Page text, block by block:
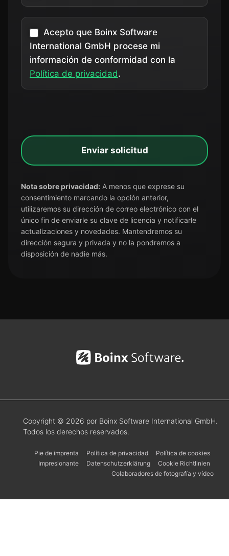
Acepto que Boinx Software
International GmbH procese mi
información de conformidad con la
Política de privacidad.
Enviar solicitud
Nota sobre privacidad: A menos que exprese su
consentimiento marcando la opción anterior,
utilizaremos su dirección de correo electrónico con el
único fin de enviarle su clave de licencia y notificarle
actualizaciones y novedades. Mantendremos su
dirección segura y privada y no la pondremos a
disposición de nadie más.
Copyright © 2026 por Boinx Software International GmbH.
Todos los derechos reservados.
Pie de imprenta Política de privacidad
Política de cookies
Impresionante
Datenschutzerklärung
Cookie Richtlinien
Colaboradores de fotografía y vídeo